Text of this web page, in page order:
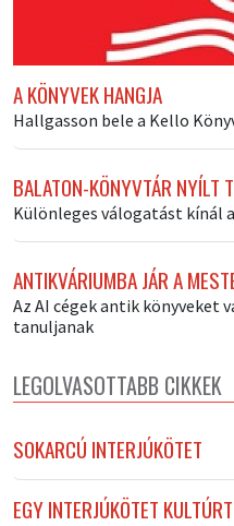
A KÖNYVEK HANGJA
Hallgasson bele a Kello
BALATON-KÖNYVTÁR NYÍLT
Különleges válogatást kínál
ANTIKVÁRIUMBA JÁR A
Az AI cégek antik könyveket
tanuljanak
LEGOLVASOTTABB CIKKEK
SOKARCÚ INTERJÚKÖTET
EGY INTERJÚKÖTET